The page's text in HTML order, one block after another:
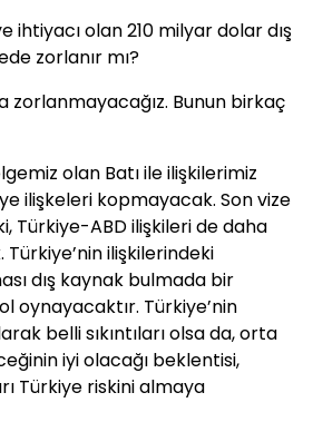
ihtiyacı olan 210 milyar dolar dış
zorlanır mı?
zorlanmayacağız. Bunun birkaç
olan Batı ile ilişkilerimiz
ilişkeleri kopmayacak. Son vize
Türkiye-ABD ilişkileri de daha
ilişkilerindeki
dış kaynak bulmada bir
oynayacaktır. Türkiye’nin
belli sıkıntıları olsa da, orta
iyi olacağı beklentisi,
Türkiye riskini almaya